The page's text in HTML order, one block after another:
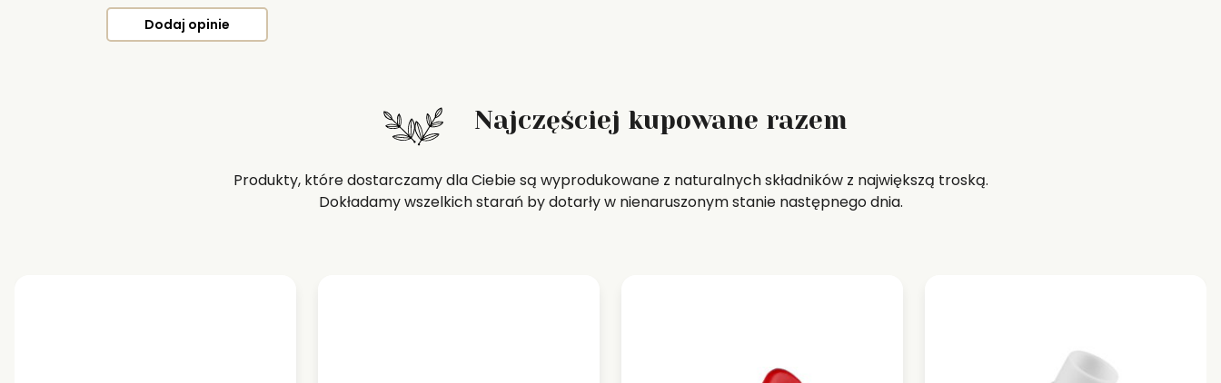
Dodaj opinie
Najczęściej kupowane razem
Produkty, które dostarczamy dla Ciebie są wyprodukowane z naturalnych składników z największą troską.
Dokładamy wszelkich starań by dotarły w nienaruszonym stanie następnego dnia.